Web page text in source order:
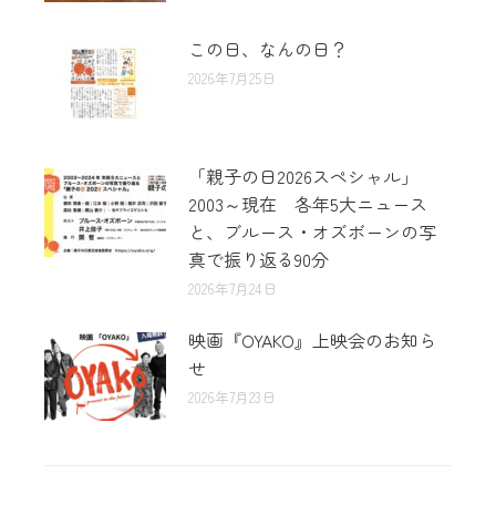
この日、なんの日？
2026年7月25日
「親子の日2026スペシャル」
2003～現在 各年5大ニュース
と、ブルース・オズボーンの写
真で振り返る90分
2026年7月24日
映画『OYAKO』上映会のお知ら
せ
2026年7月23日